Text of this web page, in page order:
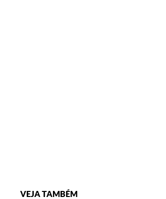
VEJA TAMBÉM